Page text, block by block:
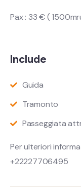
Pax : 33 € (
Include
Guida
Tramonto
Passeggiata
Per ulteriori
+22227706495